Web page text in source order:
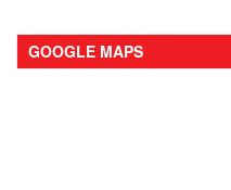
GOOGLE MAPS